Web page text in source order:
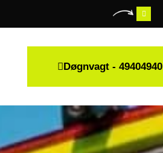
Døgnvagt - 49404940